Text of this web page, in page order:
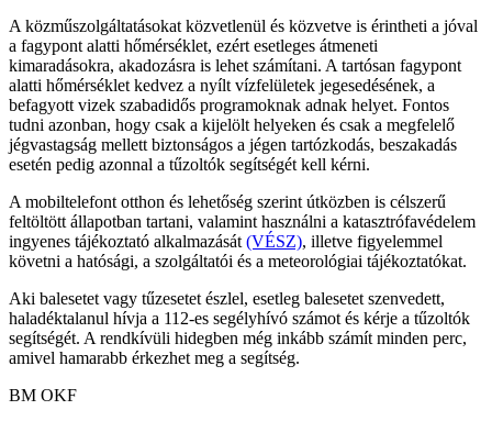
A közműszolgáltatásokat közvetlenül és közvetve is érintheti a jóval
a fagypont alatti hőmérséklet, ezért esetleges átmeneti
kimaradásokra, akadozásra is lehet számítani. A tartósan fagypont
alatti hőmérséklet kedvez a nyílt vízfelületek jegesedésének, a
befagyott vizek szabadidős programoknak adnak helyet. Fontos
tudni azonban, hogy csak a kijelölt helyeken és csak a megfelelő
jégvastagság mellett biztonságos a jégen tartózkodás, beszakadás
esetén pedig azonnal a tűzoltók segítségét kell kérni.
A mobiltelefont otthon és lehetőség szerint útközben is célszerű
feltöltött állapotban tartani, valamint használni a katasztrófavédelem
ingyenes tájékoztató alkalmazását (VÉSZ), illetve figyelemmel
követni a hatósági, a szolgáltatói és a meteorológiai tájékoztatókat.
Aki balesetet vagy tűzesetet észlel, esetleg balesetet szenvedett,
haladéktalanul hívja a 112-es segélyhívó számot és kérje a tűzoltók
segítségét. A rendkívüli hidegben még inkább számít minden perc,
amivel hamarabb érkezhet meg a segítség.
BM OKF